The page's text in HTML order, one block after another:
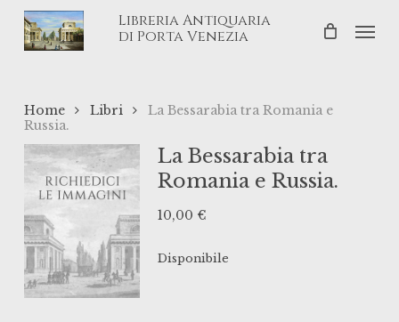
Skip
Libreria Antiquaria
di Porta Venezia
Home Libri
La Bessarabia tra Romania e
Russia.
La Bessarabia tra
Romania e Russia.
10,00 €
Disponibile